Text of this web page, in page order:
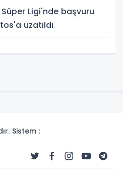
Süper Ligi'nde başvuru
uzatıldı
Sistem :